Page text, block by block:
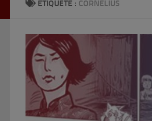
ÉTIQUETÉ : CORNÉLIUS